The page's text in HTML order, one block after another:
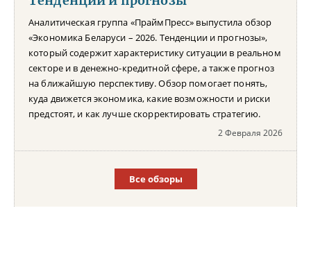
Аналитическая группа «ПраймПресс» выпустила обзор
«Экономика Беларуси – 2026. Тенденции и прогнозы»,
который содержит характеристику ситуации в реальном
секторе и в денежно-кредитной сфере, а также прогноз
на ближайшую перспективу. Обзор помогает понять,
куда движется экономика, какие возможности и риски
предстоят, и как лучше скорректировать стратегию.
2 Февраля 2026
Все обзоры